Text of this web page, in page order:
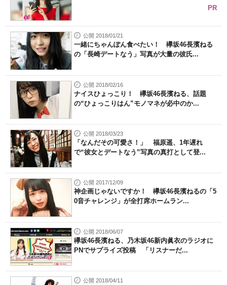
PR
公開 2018/01/21
一緒にちゃんぽん食べたい！ 欅坂46長濱ねる
の「長崎デートなう」写真が大量の彼氏...
公開 2018/02/16
ナイスひょっこり！ 欅坂46長濱ねる、話題
の“ひょっこりはん”モノマネが必中のか...
公開 2018/03/23
「なんだその可愛さ！」 福原遥、1年遅れ
で“彼女とデートなう”写真の真打として登...
公開 2017/12/09
神企画じゃないですか！ 欅坂46長濱ねるの「5
0音チャレンジ」が全打席ホームラン...
公開 2018/06/07
欅坂46長濱ねる、乃木坂46新内眞衣のラジオに
PNでサプライズ投稿 「リスナーだ...
公開 2018/04/11